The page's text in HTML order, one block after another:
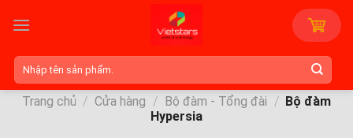
Tìm
kiếm:
Trang chủ / Cửa hàng / Bộ đàm - Tổng đài / Bộ đàm
Hypersia